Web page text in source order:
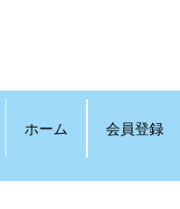
ホーム 会員登録